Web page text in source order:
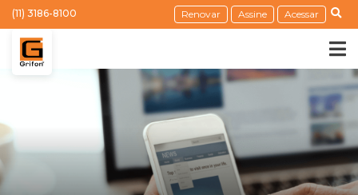
(11) 3186-8100 Renovar Assine Acessar